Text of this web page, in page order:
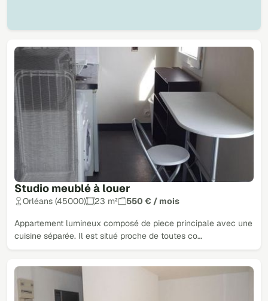
Studio meublé à louer
Orléans (45000) 23 m² 550 € / mois
Appartement lumineux composé de piece principale avec une
cuisine séparée. Il est situé proche de toutes co…